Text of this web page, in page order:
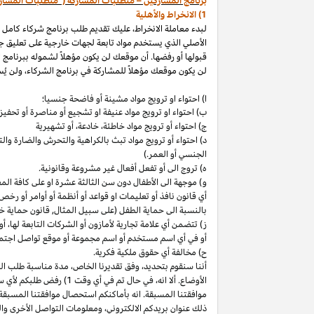
1) الانخراط والأهلية
لبدء معاملة الانخراط، عليك تقديم طلب برنامج شركاء
الأصلي الذي يستخدم مواد تابعة لجهات خارجية على
قبولها أو رفضها. أن موقعك لن يكون مؤهلاً لشموله
لن يكون موقعك مؤهلاً للمشاركة في برنامج الشركاء، ولن
ا) احتواء او ترويج مواد مشينة أو فاضحة جنسيا؛
ب) احتواء او ترويج موادعنيفة او تشجيع أو مناصرة أو
ج) احتواء أو ترويج موادخاطئة،خادعة،أو تشهيرية
د) احتواء أو ترويج مواد تبث بالكراهية والتحرش
الجنسي أو العمر.)
ه) تروج الى أو تفعل أفعال غير مشروعة وقانونية.
و) موجهة الى الأطفال دون سن الثالثة عشرة او على كافة
أي قانون نافذ أو تعليمات او قواعد أو أنظمة أو أوامر أو
بالنسبة الى حماية الطفل (على سبيل المثال, قانون
ز) تتضمن أي علامة تجارية لأمازون أو الشركات التابعة لها،
أو في أي اسم مستخدم أو اسم مجموعة أو موقع تواصل
ح) مخالفة أي حقوق ملكية فكرية.
أننا سنقوم بتحديد،وفق تقديرنا الخاص، مدة مناسبة طلب
الأوضاع. ألا انه،في حال تم في أي وقت 1) رفض طلبكم لأي سبب
موافقتنا المسبقة. انه بأماكنكم استحصال موافقتنا
ذلك عنوان بريدكم الالكتروني،ومعلومات التواصل الأخرى